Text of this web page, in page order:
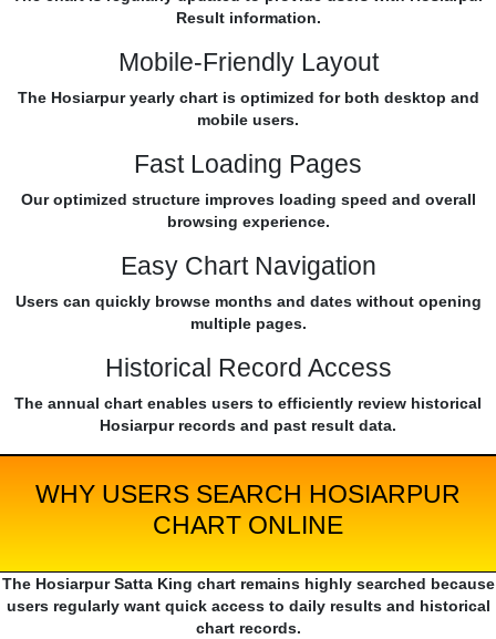
Result information.
Mobile-Friendly Layout
The Hosiarpur yearly chart is optimized for both desktop and
mobile users.
Fast Loading Pages
Our optimized structure improves loading speed and overall
browsing experience.
Easy Chart Navigation
Users can quickly browse months and dates without opening
multiple pages.
Historical Record Access
The annual chart enables users to efficiently review historical
Hosiarpur records and past result data.
WHY USERS SEARCH HOSIARPUR
CHART ONLINE
The Hosiarpur Satta King chart remains highly searched because
users regularly want quick access to daily results and historical
chart records.